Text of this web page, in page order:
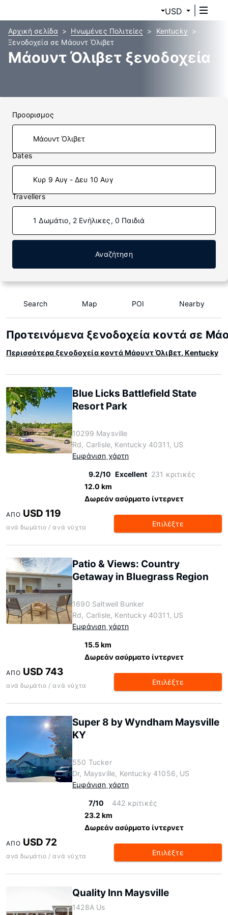
USD
Αρχική σελίδα Ηνωμένες Πολιτείες
Kentucky
Ξενοδοχεία σε Μάουντ Όλιβετ
Μάουντ Όλιβετ ξενοδοχεία
Προορισμος
Dates
Κυρ 9 Αυγ - Δευ 10 Αυγ
Travellers
1 Δωμάτιο, 2 Ενήλικες, 0 Παιδιά
Αναζήτηση
Search Map POI Nearby
Προτεινόμενα ξενοδοχεία κοντά σε
Περισσότερα ξενοδοχεία κοντά Μάουντ Όλιβετ, Kentucky
Blue Licks Battlefield State
Resort Park
10299 Maysville
Rd, Carlisle, Kentucky 40311, US
Εμφάνιση χάρτη
9.2/10 Excellent 231 κριτικές
12.0 km
Δωρεάν ασύρματο ίντερνετ
ΑΠΌ USD 119
ανά δωμάτιο / ανά νύχτα Επιλέξτε
Patio & Views: Country
Getaway in Bluegrass Region
1690 Saltwell Bunker
Rd, Carlisle, Kentucky 40311, US
Εμφάνιση χάρτη
15.5 km
Δωρεάν ασύρματο ίντερνετ
ΑΠΌ USD 743
ανά δωμάτιο / ανά νύχτα Επιλέξτε
Super 8 by Wyndham Maysville
KY
550 Tucker
Dr, Maysville, Kentucky 41056, US
Εμφάνιση χάρτη
7/10
442 κριτικές
23.2 km
Δωρεάν ασύρματο ίντερνετ
ΑΠΌ USD 72
ανά δωμάτιο / ανά νύχτα Επιλέξτε
Quality Inn Maysville
1428A Us